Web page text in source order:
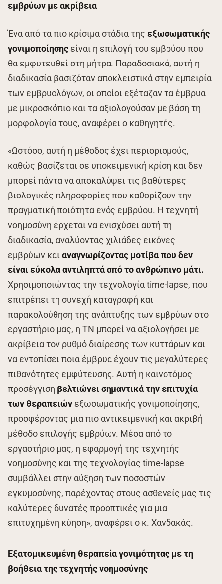
εμβρύων με ακρίβεια
Ένα από τα πιο κρίσιμα στάδια της εξωσωματικής
γονιμοποίησης είναι η επιλογή του εμβρύου που
θα εμφυτευθεί στη μήτρα. Παραδοσιακά, αυτή η
διαδικασία βασιζόταν αποκλειστικά στην εμπειρία
των εμβρυολόγων, οι οποίοι εξέταζαν τα έμβρυα
με μικροσκόπιο και τα αξιολογούσαν με βάση τη
μορφολογία τους, αναφέρει ο καθηγητής.
«Ωστόσο, αυτή η μέθοδος έχει περιορισμούς,
καθώς βασίζεται σε υποκειμενική κρίση και δεν
μπορεί πάντα να αποκαλύψει τις βαθύτερες
βιολογικές πληροφορίες που καθορίζουν την
πραγματική ποιότητα ενός εμβρύου. Η τεχνητή
νοημοσύνη έρχεται να ενισχύσει αυτή τη
διαδικασία, αναλύοντας χιλιάδες εικόνες
εμβρύων καιαναγνωρίζοντας μοτίβα που δεν
είναι εύκολα αντιληπτά από το ανθρώπινο μάτι.
Χρησιμοποιώντας την τεχνολογία time-lapse, που
επιτρέπει τη συνεχή καταγραφή και
παρακολούθηση της ανάπτυξης των εμβρύων στο
εργαστήριο μας, η ΤΝ μπορεί να αξιολογήσει με
ακρίβεια τον ρυθμό διαίρεσης των κυττάρων και
να εντοπίσει ποια έμβρυα έχουν τις μεγαλύτερες
πιθανότητες εμφύτευσης. Αυτή η καινοτόμος
προσέγγιση βελτιώνει σημαντικά την επιτυχία
των θεραπειών εξωσωματικής γονιμοποίησης,
προσφέροντας μια πιο αντικειμενική και ακριβή
μέθοδο επιλογής εμβρύων. Μέσα από το
εργαστήριο μας, η εφαρμογή της τεχνητής
νοημοσύνης και της τεχνολογίας time-lapse
συμβάλλει στην αύξηση των ποσοστών
εγκυμοσύνης, παρέχοντας στους ασθενείς μας τις
καλύτερες δυνατές προοπτικές για μια
επιτυχημένη κύηση», αναφέρει ο κ. Χανδακάς.
Εξατομικευμένη θεραπεία γονιμότητας με τη
βοήθεια της τεχνητής νοημοσύνης